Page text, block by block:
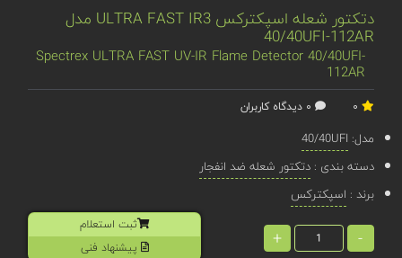
دتکتور شعله اسپکترکس ULTRA FAST IR3 مدل
40/40UFI-112AR
Spectrex ULTRA FAST UV-IR Flame Detector 40/40UFI-
112AR
مدل: 40/40UFI
دسته بندی :دتکتور شعله ضد انفجار
برند : اسپکترکس
-
+
ثبت استعلام
پیشنهاد فنی